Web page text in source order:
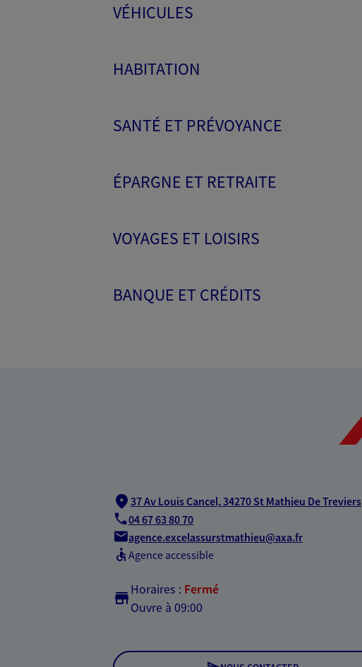
VÉHICULES
HABITATION
SANTÉ ET PRÉVOYANCE
ÉPARGNE ET RETRAITE
VOYAGES ET LOISIRS
BANQUE ET CRÉDITS
37 Av Louis Cancel,34270 St Mathieu De Treviers
04 67 63 80 70
agence.excelassurstmathieu@axa.fr
Agence accessible
Horaires : Fermé
Ouvre à 09:00